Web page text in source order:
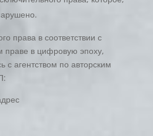
права в соответствии с
праве в цифровую эпоху,
с агентством по авторским